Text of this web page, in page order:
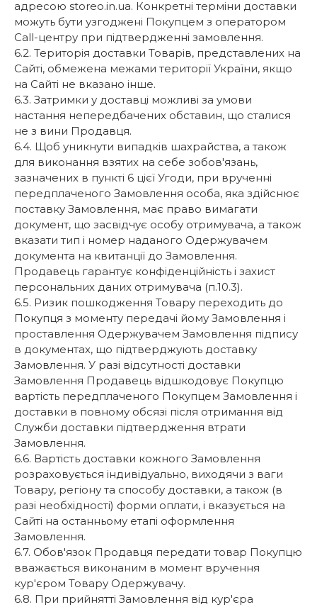
адресою storeo.in.ua. Конкретні терміни доставки
можуть бути узгоджені Покупцем з оператором
Call-центру при підтвердженні замовлення.
6.2. Територія доставки Товарів, представлених на
Сайті, обмежена межами території України, якщо
на Сайті не вказано інше.
6.3. Затримки у доставці можливі за умови
настання непередбачених обставин, що сталися
не з вини Продавця.
6.4. Щоб уникнути випадків шахрайства, а також
для виконання взятих на себе зобов'язань,
зазначених в пункті 6 цієї Угоди, при врученні
передплаченого Замовлення особа, яка здійснює
поставку Замовлення, має право вимагати
документ, що засвідчує особу отримувача, а також
вказати тип і номер наданого Одержувачем
документа на квитанції до Замовлення.
Продавець гарантує конфіденційність і захист
персональних даних отримувача (п.10.3).
6.5. Ризик пошкодження Товару переходить до
Покупця з моменту передачі йому Замовлення і
проставлення Одержувачем Замовлення підпису
в документах, що підтверджують доставку
Замовлення. У разі відсутності доставки
Замовлення Продавець відшкодовує Покупцю
вартість передплаченого Покупцем Замовлення і
доставки в повному обсязі після отримання від
Служби доставки підтвердження втрати
Замовлення.
6.6. Вартість доставки кожного Замовлення
розраховується індивідуально, виходячи з ваги
Товару, регіону та способу доставки, а також (в
разі необхідності) форми оплати, і вказується на
Сайті на останньому етапі оформлення
Замовлення.
6.7. Обов'язок Продавця передати товар Покупцю
вважається виконаним в момент вручення
кур'єром Товару Одержувачу.
6.8. При прийнятті Замовлення від кур'єра